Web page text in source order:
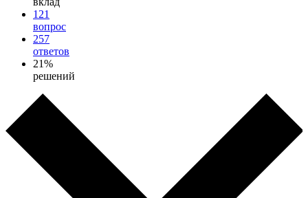
121
вопрос
257
ответов
21%
решений